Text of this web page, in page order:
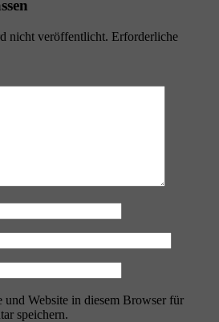
nicht veröffentlicht. Erforderliche
und Website in diesem Browser für
speichern.